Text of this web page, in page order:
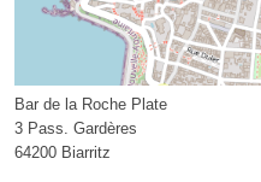
Bar de la Roche Plate
3 Pass. Gardères
64200 Biarritz